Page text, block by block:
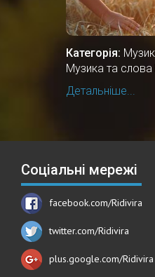
Категорія:
Музика та слова
Детальніше...
Соціальні мережі
facebook.com/Ridivira
twitter.com/Ridivira
plus.google.com/Ridivira